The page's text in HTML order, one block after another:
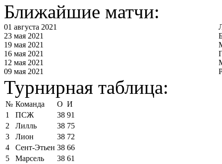
Ближайшие матчи:
01 августа 2021
23 мая 2021
19 мая 2021
16 мая 2021
12 мая 2021
09 мая 2021
Турнирная таблица:
№ Команда О И
1
ПСЖ 38 91
2
Лилль 38 75
3
Лион 38 72
4
Сент-Этьен 38 66
5
Марсель 38 61